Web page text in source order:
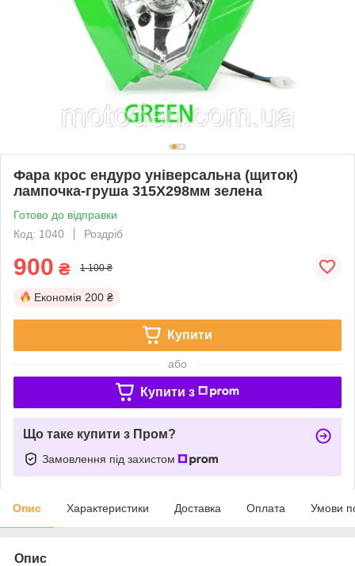
Фара крос ендуро універсальна (щиток)
лампочка-груша 315Х298мм зелена
Готово до відправки
Код: 1040
Роздріб
900 ₴ 1 100 ₴
Економія 200 ₴
Купити
або
Купити з
Що таке купити з Пром?
Замовлення під захистом
Опис Характеристики Доставка Оплата Умови
Опис